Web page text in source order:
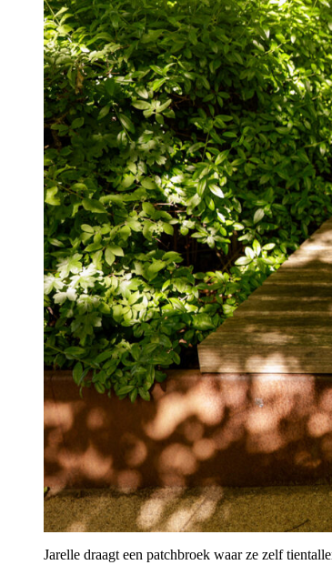
Jarelle draagt een patchbroek waar ze zelf